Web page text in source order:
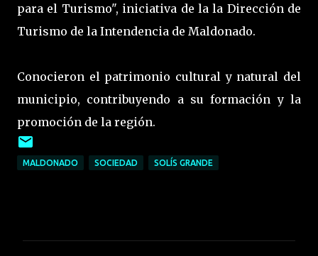
para el Turismo", iniciativa de la la Dirección de
Turismo de la Intendencia de Maldonado.
Conocieron el patrimonio cultural y natural del
municipio, contribuyendo a su formación y la
promoción de la región.
MALDONADO SOCIEDAD SOLÍS GRANDE